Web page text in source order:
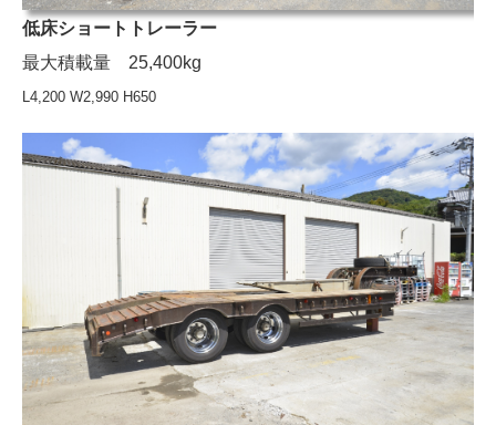
低床ショートトレーラー
最大積載量 25,400kg
L4,200 W2,990 H650